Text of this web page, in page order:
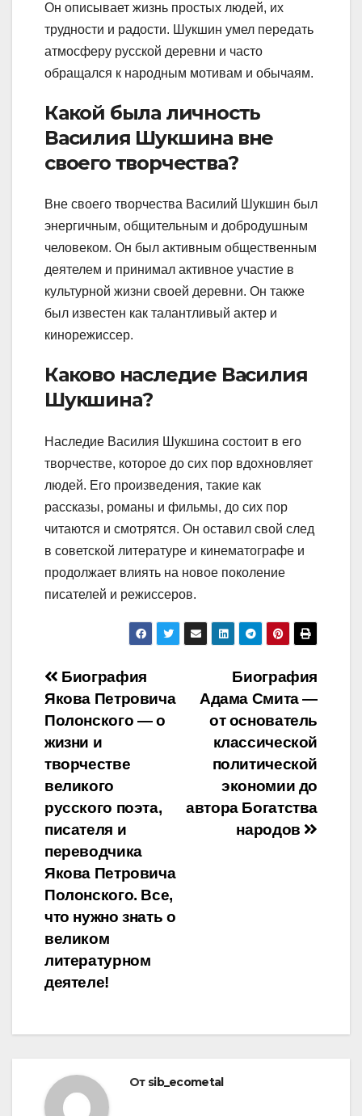
Он описывает жизнь простых людей, их
трудности и радости. Шукшин умел передать
атмосферу русской деревни и часто
обращался к народным мотивам и обычаям.
Какой была личность
Василия Шукшина вне
своего творчества?
Вне своего творчества Василий Шукшин был
энергичным, общительным и добродушным
человеком. Он был активным общественным
деятелем и принимал активное участие в
культурной жизни своей деревни. Он также
был известен как талантливый актер и
кинорежиссер.
Каково наследие Василия
Шукшина?
Наследие Василия Шукшина состоит в его
творчестве, которое до сих пор вдохновляет
людей. Его произведения, такие как
рассказы, романы и фильмы, до сих пор
читаются и смотрятся. Он оставил свой след
в советской литературе и кинематографе и
продолжает влиять на новое поколение
писателей и режиссеров.
Навигация
по
записям
Биография
Адама Смита —
от основатель
классической
политической
экономии до
автора Богатства
народов
Биография
Якова Петровича
Полонского — о
жизни и
творчестве
великого
русского поэта,
писателя и
переводчика
Якова Петровича
Полонского. Все,
что нужно знать о
великом
литературном
деятеле!
От sib_ecometal